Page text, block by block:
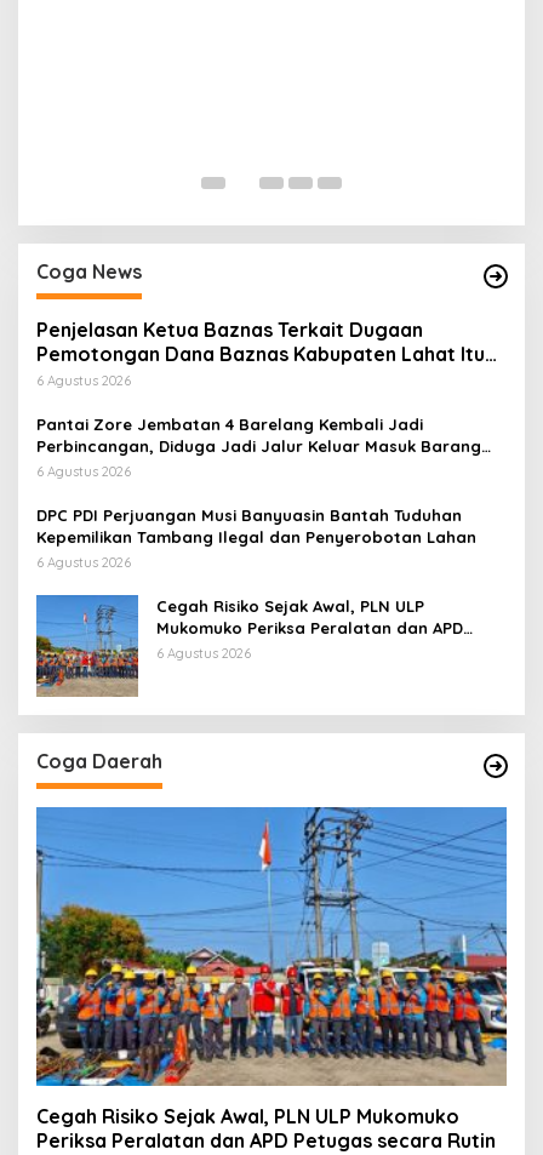
Coga News
Penjelasan Ketua Baznas Terkait Dugaan
Pemotongan Dana Baznas Kabupaten Lahat Itu
Tidak Benar
6 Agustus 2026
Pantai Zore Jembatan 4 Barelang Kembali Jadi
Perbincangan, Diduga Jadi Jalur Keluar Masuk Barang
Tanpa Dokumen Kepabeanan, Nama Berinisial WL
di Kawasan Pesisir
6 Agustus 2026
DPC PDI Perjuangan Musi Banyuasin Bantah Tuduhan
Kepemilikan Tambang Ilegal dan Penyerobotan Lahan
6 Agustus 2026
Cegah Risiko Sejak Awal, PLN ULP
Mukomuko Periksa Peralatan dan APD
Petugas secara Rutin
6 Agustus 2026
Coga Daerah
Cegah Risiko Sejak Awal, PLN ULP Mukomuko
Periksa Peralatan dan APD Petugas secara Rutin